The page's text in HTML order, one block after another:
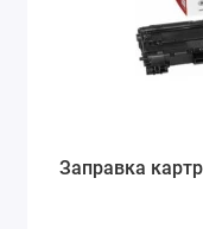
Заправка